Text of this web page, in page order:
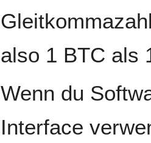
also 1 BTC als
Wenn du
Interface